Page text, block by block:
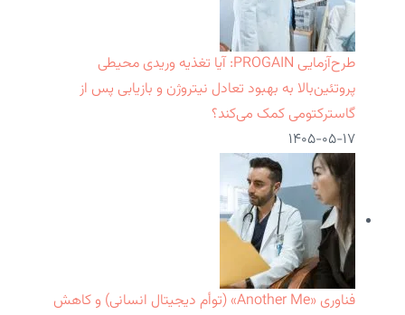
طرح‌آزمایی PROGAIN: آیا تغذیه وریدی محیطی
پروتئین‌بالا به بهبود تعادل نیتروژن و بازیابی پس از
گاسترکتومی کمک می‌کند؟
۱۴۰۵-۰۵-۱۷
فناوری «Another Me» (توأم دیجیتال انسانی) و کاهش